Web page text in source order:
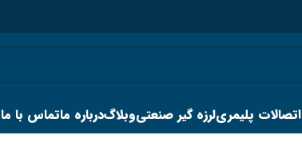
پلیمریلرزه گیر صنعتیوبلاگدرباره ماتماس با ما